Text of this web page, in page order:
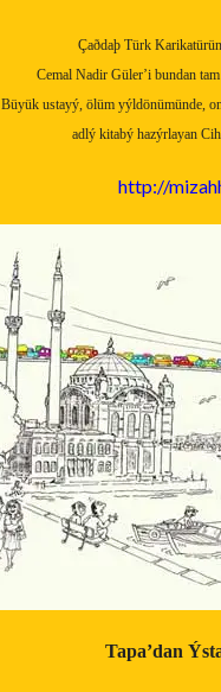
Çaðdaþ Türk
Cemal Nadir Güler’i bundan
Büyük ustayý, ölüm yýldönümünde,
adlý kitabý hazýrlayan
http://
Tapa’dan